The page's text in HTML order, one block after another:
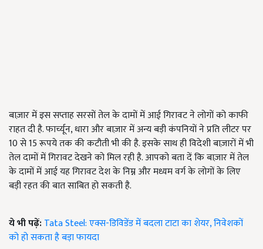
बाज़ार में इस सप्ताह सरसों तेल के दामों में आई गिरावट ने लोगों को काफी
राहत दी है. फार्च्यून, धारा और बाज़ार में अन्य बड़ी कंपनियों ने प्रति लीटर पर
10 से 15 रूपये तक की कटौती भी की है. इसके साथ ही विदेशी बाज़ारों में भी
तेल दामों में गिरावट देखने को मिल रही है. आपको बता दें कि बाज़ार में तेल
के दामों में आई यह गिरावट देश के निम्न और मध्यम वर्ग के लोगों के लिए
बड़ी रहत की बात साबित हो सकती है.
ये भी पढ़ें:Tata Steel: एक्स-डिविडेंड में बदला टाटा का शेयर, निवेशकों
को हो सकता है बड़ा फायदा